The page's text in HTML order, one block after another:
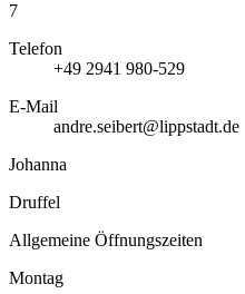
7
Telefon
+49 2941 980-529
E-Mail
andre.seibert@lippstadt.de
Johanna
Druffel
Allgemeine Öffnungszeiten
Montag